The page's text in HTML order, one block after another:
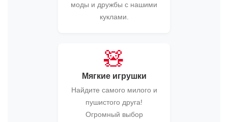
моды и дружбы с нашими
куклами.
🧸
Мягкие игрушки
Найдите самого милого и
пушистого друга!
Огромный выбор